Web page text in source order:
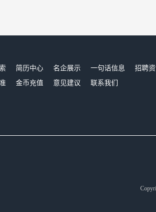
简历中心 名企展示 一句话信息 招聘
金币充值 意见建议 联系我们